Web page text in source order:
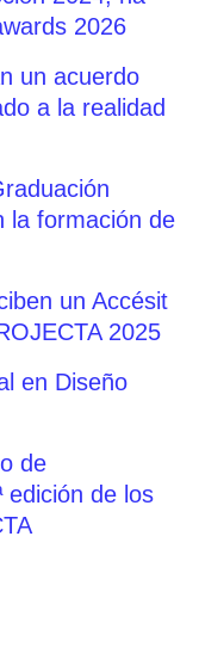
2026
un acuerdo
a la realidad
la formación de
un Accésit
2025
en Diseño
de
edición de los